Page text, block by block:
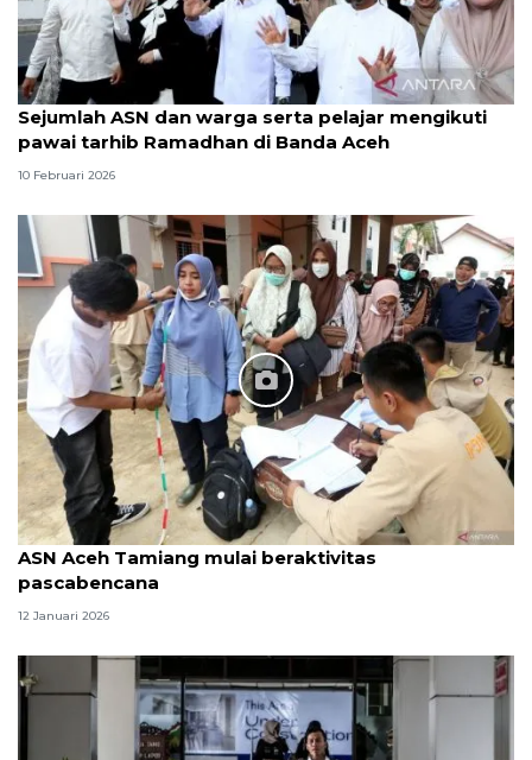
Sejumlah ASN dan warga serta pelajar mengikuti
pawai tarhib Ramadhan di Banda Aceh
10 Februari 2026
ASN Aceh Tamiang mulai beraktivitas
pascabencana
12 Januari 2026